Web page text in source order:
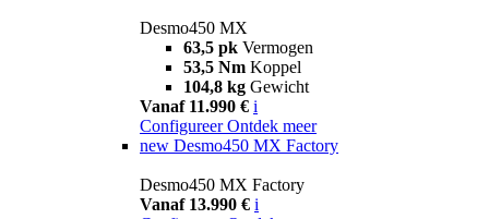
Desmo450 MX
63,5 pk Vermogen
53,5 Nm Koppel
104,8 kg Gewicht
Vanaf 11.990 € i
Configureer Ontdek meer
new Desmo450 MX Factory
Desmo450 MX Factory
Vanaf 13.990 € i